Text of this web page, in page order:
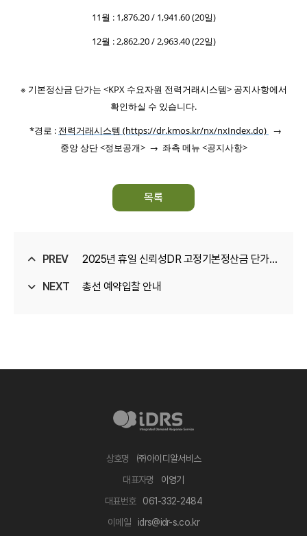
11월 : 1,876.20 / 1,941.60 (20일)
12월 : 2,862.20 / 2,963.40 (22일)
※ 기본정산금 단가는 <KPX 수요자원 전력거래시스템> 공지사항에서
확인하실 수 있습니다.
*경로 : 전력거래시스템 (https://dr.kmos.kr/nx/nxIndex.do) →
중앙 상단 <정보공개> → 좌측 메뉴 <공지사항>
목록
PREV 2025년 휴일 신뢰성DR 고정기본정산금 단가
(원/kW) 안내
NEXT 총선 예약입찰 안내
상호명
㈜아이디알서비스
대표자명
이영기
대표번호
‍061-332-2484
이메일
idrs‍@idr-s.co.kr